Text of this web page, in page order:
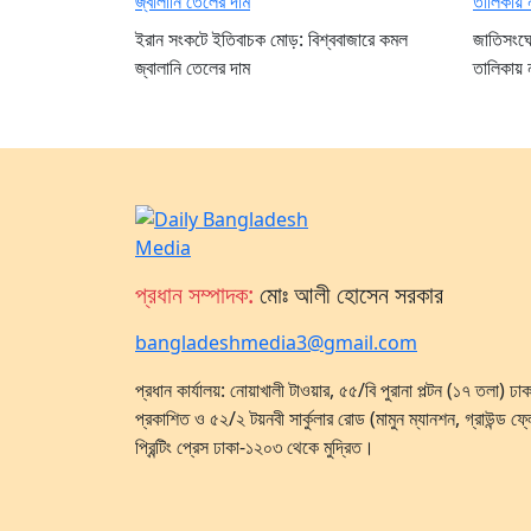
ইরান সংকটে ইতিবাচক মোড়: বিশ্ববাজারে কমল
জ্বালানি তেলের দাম
তালিকায়
প্রধান সম্পাদক: মোঃ আলী হোসেন সরকার
bangladeshmedia3@gmail.com
প্রধান কার্যালয়: নোয়াখালী টাওয়ার, ৫৫/বি পুরানা পল্টন (১৭ তলা)
প্রকাশিত ও ৫২/২ টয়নবী সার্কুলার রোড (মামুন ম্যানশন, গ্রাউন্ড
প্রিন্টিং প্রেস ঢাকা-১২০৩ থেকে মুদ্রিত।